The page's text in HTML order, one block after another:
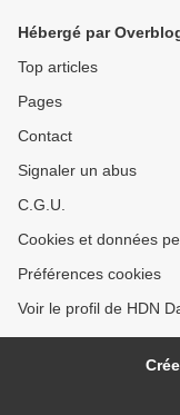
Hébergé par
Top articles
Pages
Contact
Signaler un abus
C.G.U.
Cookies et données
Préférences cookies
Voir le profil de HDN